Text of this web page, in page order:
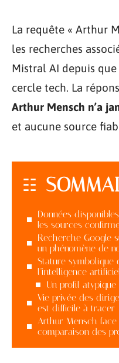
La requête « Arthur
les recherches
Mistral AI depuis
cercle tech. La
Arthur Mensch n’a
et aucune source
Données
les sources
Recherche Google
un phénomène de
Stature symbolique
l’intelligence
Un profil
Vie privée des
est difficile à tracer
Arthur Mensch
comparaison des